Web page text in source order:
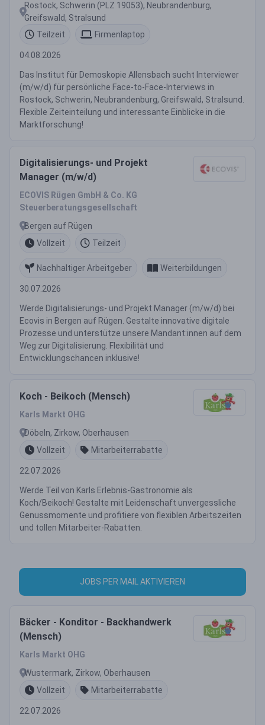
Rostock, Schwerin (PLZ 19053), Neubrandenburg,
Greifswald, Stralsund
Teilzeit
Firmenlaptop
04.08.2026
Das Institut für Demoskopie Allensbach sucht Interviewer
(m/w/d) für persönliche Face-to-Face-Interviews in
Rostock, Schwerin, Neubrandenburg, Greifswald, Stralsund.
Flexible Zeiteinteilung und interessante Einblicke in die
Marktforschung!
Digitalisierungs- und Projekt
Manager (m/w/d)
ECOVIS Rügen GmbH & Co. KG
Steuerberatungsgesellschaft
Bergen auf Rügen
Vollzeit
Teilzeit
Nachhaltiger Arbeitgeber Weiterbildungen
30.07.2026
Werde Digitalisierungs- und Projekt Manager (m/w/d) bei
Ecovis in Bergen auf Rügen. Gestalte innovative digitale
Prozesse und unterstütze unsere Mandant:innen auf dem
Weg zur Digitalisierung. Flexibilität und
Entwicklungschancen inklusive!
Koch - Beikoch (Mensch)
Karls Markt OHG
Döbeln, Zirkow, Oberhausen
Vollzeit
Mitarbeiterrabatte
22.07.2026
Werde Teil von Karls Erlebnis-Gastronomie als
Koch/Beikoch! Gestalte mit Leidenschaft unvergessliche
Genussmomente und profitiere von flexiblen Arbeitszeiten
und tollen Mitarbeiter-Rabatten.
JOBS PER MAIL AKTIVIEREN
Bäcker - Konditor - Backhandwerk
(Mensch)
Karls Markt OHG
Wustermark, Zirkow, Oberhausen
Vollzeit
Mitarbeiterrabatte
22.07.2026